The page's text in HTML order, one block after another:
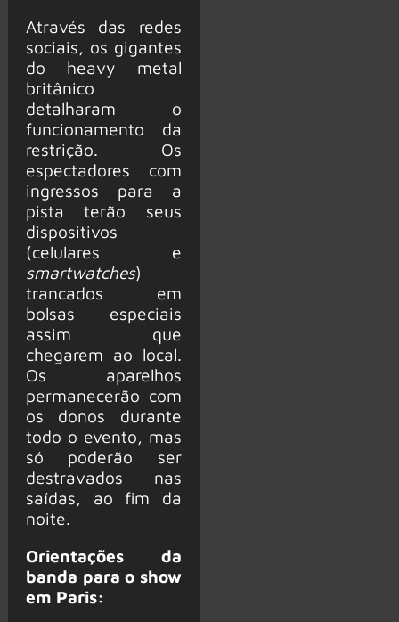
Através das redes
sociais, os gigantes
do heavy metal
britânico
detalharam o
funcionamento da
restrição. Os
espectadores com
ingressos para a
pista terão seus
dispositivos
(celulares e
smartwatches)
trancados em
bolsas especiais
assim que
chegarem ao local.
Os aparelhos
permanecerão com
os donos durante
todo o evento, mas
só poderão ser
destravados nas
saídas, ao fim da
noite.
Orientações da
banda para o show
em Paris: